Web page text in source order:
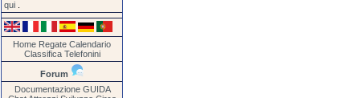
qui
Home Regate Calendario
Classifica Telefonini
Forum
Documentazione GUIDA